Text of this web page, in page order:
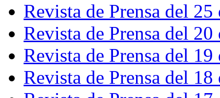
Revista de Prensa del
Revista de Prensa del
Revista de Prensa del
Revista de Prensa del